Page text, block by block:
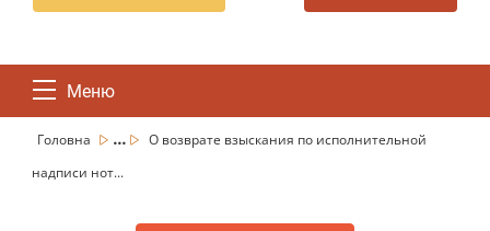
Меню
Головна ...
О возврате взыскания по исполнительной
надписи нот...